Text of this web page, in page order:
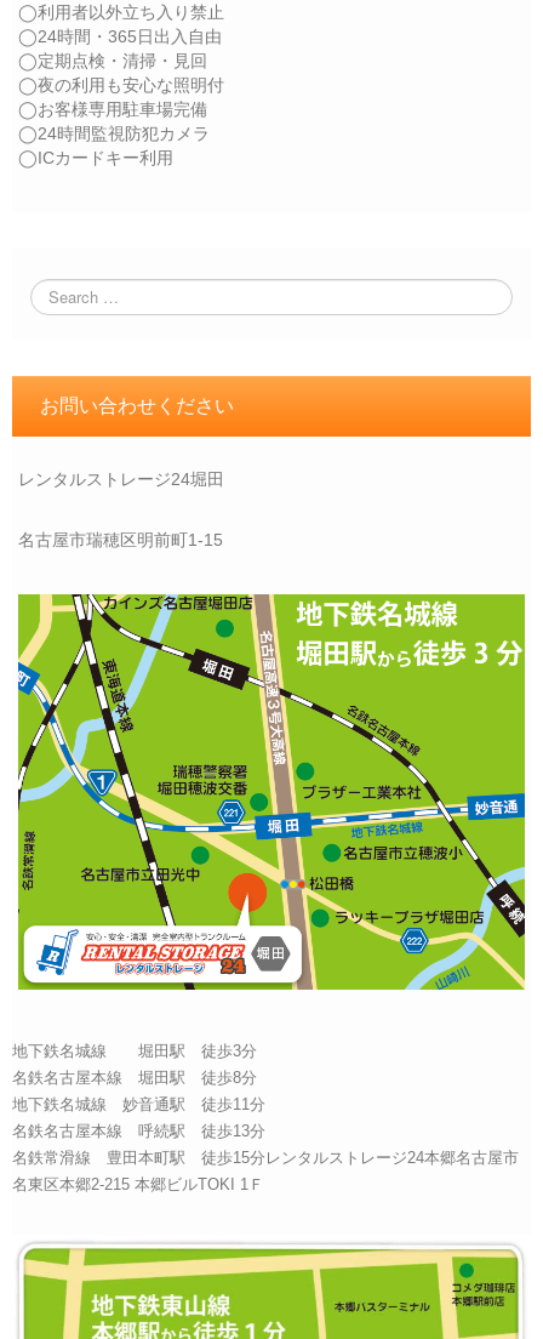
◯利用者以外立ち入り禁止
◯24時間・365日出入自由
◯定期点検・清掃・見回
◯夜の利用も安心な照明付
◯お客様専用駐車場完備
◯24時間監視防犯カメラ
◯ICカードキー利用
お問い合わせください
レンタルストレージ24堀田
名古屋市瑞穂区明前町1-15
地下鉄名城線 堀田駅 徒歩3分
名鉄名古屋本線 堀田駅 徒歩8分
地下鉄名城線 妙音通駅 徒歩11分
名鉄名古屋本線 呼続駅 徒歩13分
名鉄常滑線 豊田本町駅 徒歩15分レンタルストレージ24本郷名古屋市
名東区本郷2-215 本郷ビルTOKI 1Ｆ